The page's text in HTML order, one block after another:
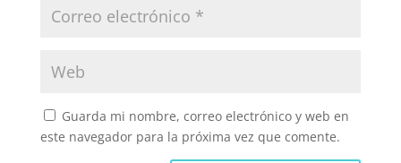
Guarda mi nombre, correo electrónico y web en
este navegador para la próxima vez que comente.